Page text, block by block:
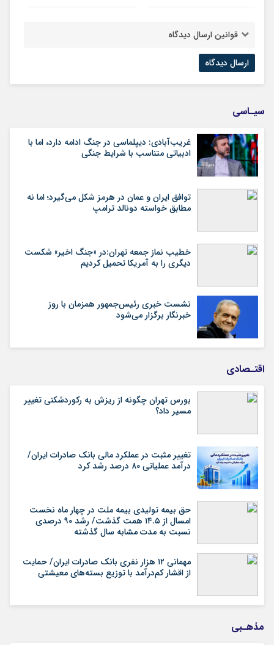
قوانین ارسال دیدگاه
سیـاسی
غریب‌آبادی: دیپلماسی در جنگ ادامه دارد، اما با
ادبیاتی متناسب با شرایط جنگی
توافق ایران و عمان در هرمز شکل می‌گیرد؛ اما نه
مطابق خواسته دونالد ترامپ
خطیب نماز جمعه تهران:در «جنگ اخیر» شکست
دیگری را به آمریکا تحمیل کردیم
نشست خبری رئیس‌جمهور همزمان با روز
خبرنگار برگزار می‌شود
اقتـصادی
بورس تهران چگونه از ریزش به رکوردشکنی تغییر
مسیر داد؟
تغییر مثبت در عملکرد مالی بانک صادرات ایران/
درآمد عملیاتی ۸۰ درصد رشد کرد
حق بیمه تولیدی بیمه ملت در چهار ماه نخست
امسال از ۱۴.۵ همت گذشت/ رشد ۹۰ درصدی
نسبت به مدت مشابه سال گذشته
مهمانی ۱۲ هزار نفری بانک صادرات ایران/ حمایت
از اقشار کم‌درآمد با توزیع بسته‌های معیشتی
مذهـبی